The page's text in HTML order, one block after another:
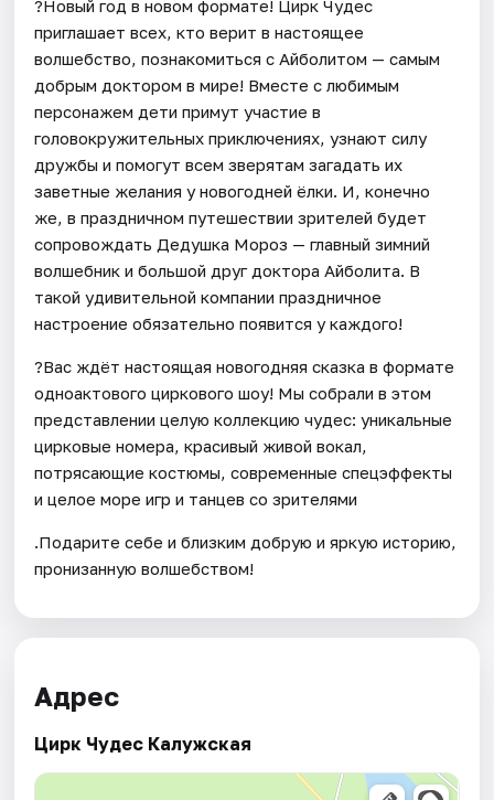
?Новый год в новом формате! Цирк Чудес
приглашает всех, кто верит в настоящее
волшебство, познакомиться с Айболитом — самым
добрым доктором в мире! Вместе с любимым
персонажем дети примут участие в
головокружительных приключениях, узнают силу
дружбы и помогут всем зверятам загадать их
заветные желания у новогодней ёлки. И, конечно
же, в праздничном путешествии зрителей будет
сопровождать Дедушка Мороз — главный зимний
волшебник и большой друг доктора Айболита. В
такой удивительной компании праздничное
настроение обязательно появится у каждого!
?Вас ждёт настоящая новогодняя сказка в формате
одноактового циркового шоу! Мы собрали в этом
представлении целую коллекцию чудес: уникальные
цирковые номера, красивый живой вокал,
потрясающие костюмы, современные спецэффекты
и целое море игр и танцев со зрителями
.Подарите себе и близким добрую и яркую историю,
пронизанную волшебством!
Адрес
Цирк Чудес Калужская